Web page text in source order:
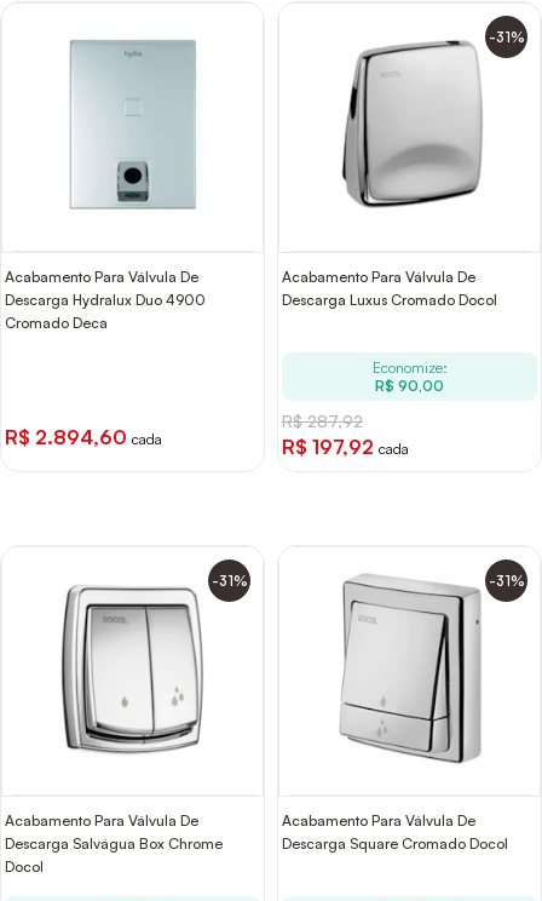
Acabamento Para Válvula De
Descarga Hydralux Duo 4900
Cromado Deca
R$ 2.894,60 cada
-31%
Acabamento Para Válvula De
Descarga Luxus Cromado Docol
Economize:
R$ 90,00
R$ 287,92
R$ 197,92 cada
-31%
Acabamento Para Válvula De
Descarga Salvágua Box Chrome
Docol
-31%
Acabamento Para Válvula De
Descarga Square Cromado Docol